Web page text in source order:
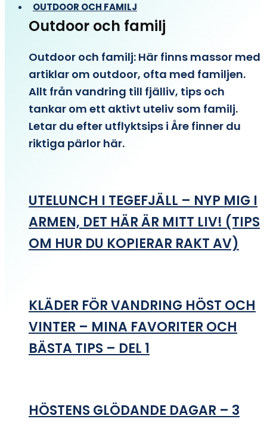
OUTDOOR OCH FAMILJ
Outdoor och familj
Outdoor och familj: Här finns massor med
artiklar om outdoor, ofta med familjen.
Allt från vandring till fjälliv, tips och
tankar om ett aktivt uteliv som familj.
Letar du efter utflyktsips i Åre finner du
riktiga pärlor här.
UTELUNCH I TEGEFJÄLL – NYP MIG I
ARMEN, DET HÄR ÄR MITT LIV! (TIPS
OM HUR DU KOPIERAR RAKT AV)
KLÄDER FÖR VANDRING HÖST OCH
VINTER – MINA FAVORITER OCH
BÄSTA TIPS – DEL 1
HÖSTENS GLÖDANDE DAGAR – 3